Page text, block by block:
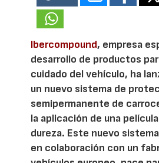
Ibercompound, empresa
desarrollo de productos
cuidado del vehículo, ha
un nuevo sistema de
semipermanente de
la aplicación de una
dureza. Este nuevo
en colaboración con un